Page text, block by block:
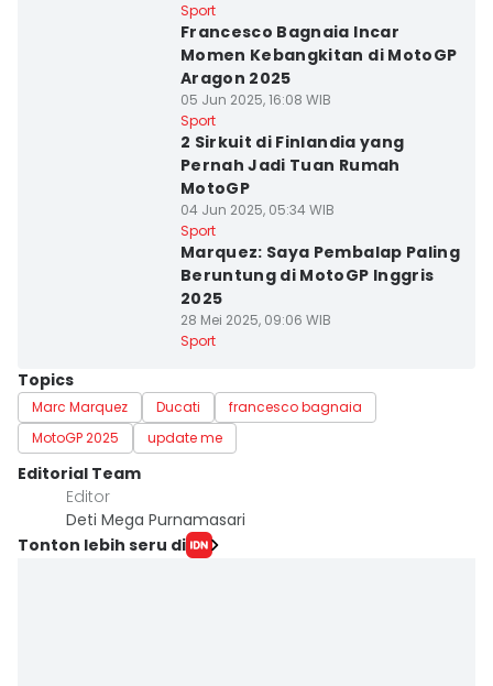
Sport
Francesco Bagnaia Incar
Momen Kebangkitan di MotoGP
Aragon 2025
05 Jun 2025, 16:08 WIB
Sport
2 Sirkuit di Finlandia yang
Pernah Jadi Tuan Rumah
MotoGP
04 Jun 2025, 05:34 WIB
Sport
Marquez: Saya Pembalap Paling
Beruntung di MotoGP Inggris
2025
28 Mei 2025, 09:06 WIB
Sport
Topics
Marc Marquez Ducati
francesco bagnaia
MotoGP 2025
update me
Editorial Team
Editor
Deti Mega Purnamasari
Tonton lebih seru di